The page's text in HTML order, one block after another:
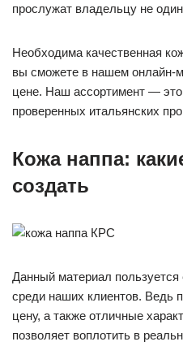
прослужат владельцу не один
Необходима качественная
вы сможете в нашем онлайн-
цене. Наш ассортимент —
проверенных итальянских
Кожа наппа:
создать
Данный материал
среди наших клиентов. Ведь
цену, а также отличные
позволяет воплотить в